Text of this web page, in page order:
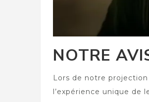
NOTRE
Lors de notre
l’expérience unique de